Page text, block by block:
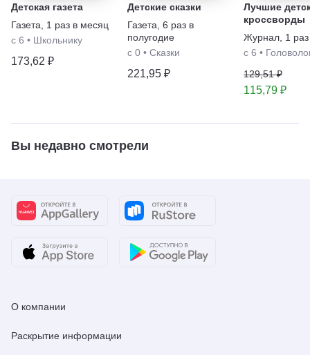
Детская газета
Газета
1 раз в месяц
с 6 • Школьнику
173,62 ₽
Детские сказки
Газета 6 раз в
полугодие
с 0 • Сказки
221,95 ₽
Лучшие
кроссворды
Журнал 1
с 6 •
129,51 ₽
115,79 ₽
Вы недавно смотрели
О компании
Раскрытие информации